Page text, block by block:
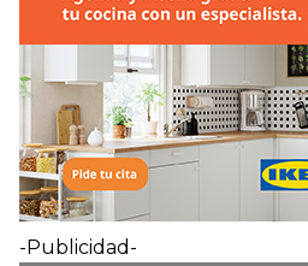
-Publicidad-